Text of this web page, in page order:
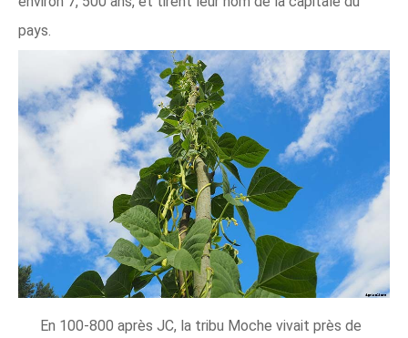
pays.
En 100-800 après JC, la tribu Moche vivait près de